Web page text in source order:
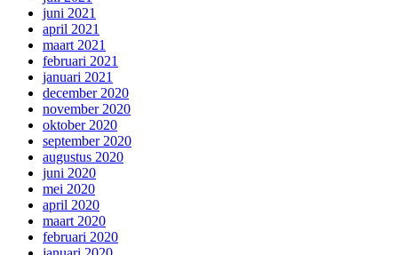
juni 2021
april 2021
maart 2021
februari 2021
januari 2021
december 2020
november 2020
oktober 2020
september 2020
augustus 2020
juni 2020
mei 2020
april 2020
maart 2020
februari 2020